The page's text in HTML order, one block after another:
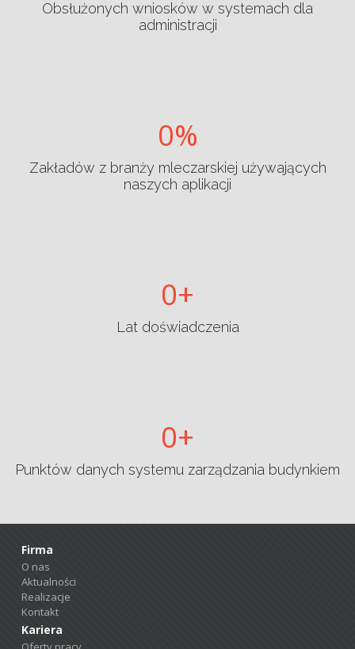
Obsłużonych wniosków w systemach dla
administracji
0
Zakładów z branży mleczarskiej używających
naszych aplikacji
0
Lat doświadczenia
0
Punktów danych systemu zarządzania budynkiem
Firma
O nas
Aktualności
Realizacje
Kontakt
Kariera